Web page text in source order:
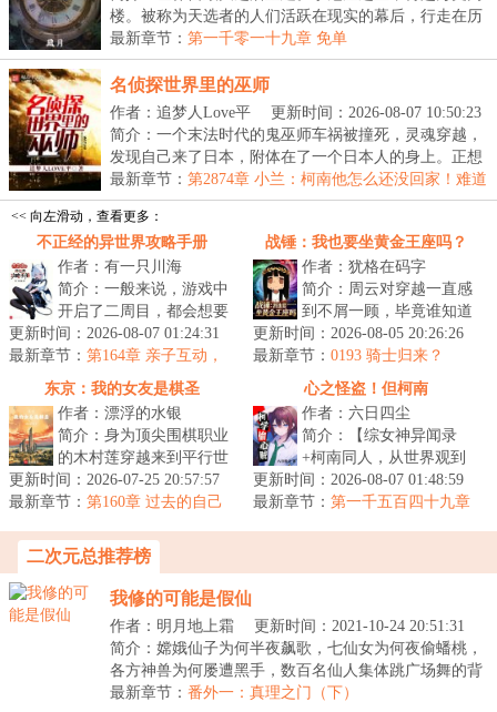
楼。被称为天选者的人们活跃在现实的幕后，行走在历
史...
最新章节： 第一千零一十九章 免单
名侦探世界里的巫师
作者：追梦人Love平
更新时间：2026-08-07 10:50:23
简介：一个末法时代的鬼巫师车祸被撞死，灵魂穿越，
发现自己来了日本，附体在了一个日本人的身上。正想
着...
最新章节： 第2874章 小兰：柯南他怎么还没回家！难道
他又去找社团的朋友鬼混了？
<< 向左滑动，查看更多：
不正经的异世界攻略手册
作者：有一只川海
简介：一般来说，游戏中
开启了二周目，都会想要
走一些之前不敢走的路
线，尝试一些过去不敢尝
试的选项吧？...
更新时间：2026-08-07 01:24:31
最新章节： 第164章 亲子互动，
谁才是家长？
战锤：我也要坐黄金王座吗？
作者：犹格在码字
简介：周云对穿越一直感
到不屑一顾，毕竟谁知道
会穿越进什么粪坑？如果
让他穿越，至少要给他无
尽的寿命、...
更新时间：2026-08-05 20:26:26
最新章节： 0193 骑士归来？
东京：我的女友是棋圣
作者：漂浮的水银
简介：身为顶尖围棋职业
的木村莲穿越来到平行世
界的东京。因缘际会之
下，救下了一位定段失败
更新时间：2026-07-25 20:57:57
最新章节： 第160章 过去的自己
心之怪盗！但柯南
作者：六日四尘
简介：【综女神异闻录
+柯南同人，从世界观到
主线都有私设和魔改】
【无女主，有酒厂马甲，
更新时间：2026-08-07 01:48:59
最新章节： 第一千五百四十九章
二次元总推荐榜
我修的可能是假仙
作者：明月地上霜
更新时间：2021-10-24 20:51:31
简介：嫦娥仙子为何半夜飙歌，七仙女为何夜偷蟠桃，
各方神兽为何屡遭黑手，数百名仙人集体跳广场舞的背
后...
最新章节： 番外一：真理之门（下）